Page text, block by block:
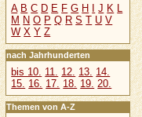
A B C D E F G H J K L
M N O P Q R S T U V
W X Y Z
nach Jahrhunderten
bis 10. 11. 12. 13. 14.
15. 16. 17. 18. 19. 20.
Themen von A-Z